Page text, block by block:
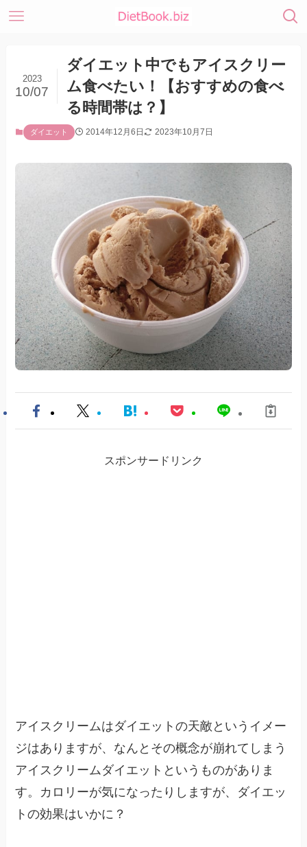
ダイエット中でもアイスクリー
ム食べたい！【おすすめの食べ
る時間帯は？】
2023
10/07
ダイエット 2014年12月6日 2023年10月7日
スポンサードリンク
アイスクリームはダイエットの天敵というイメー
ジはありますが、なんとその概念が崩れてしまう
アイスクリームダイエットというものがありま
す。カロリーが気になったりしますが、ダイエッ
トの効果はいかに？